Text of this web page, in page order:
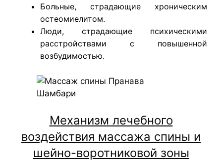
Больные, страдающие хроническим
остеомиелитом.
Люди, страдающие психическими
расстройствами с повышенной
возбудимостью.
Механизм лечебного
воздействия массажа спины и
шейно-воротниковой зоны